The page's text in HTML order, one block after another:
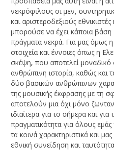
νεκρόφιλους οι μεν,
και αριστεροδεξιούς
μπορούσε να έχει κάποια
πράγματα νεκρά. Για μας όμως
στοιχεία και έννοιες όπως η
σκέψη, που αποτελεί
ανθρώπινη ιστορία, καθώς και
δύο βασικών ανθρώπινων
της μουσικής έκφρασης με τη
αποτελούν μια όχι μόνο
ιδιαίτερα για το σήμερα και
πραγματικότητα για όλους
τα κοινά χαρακτηριστικά και
εθνική συνείδηση και